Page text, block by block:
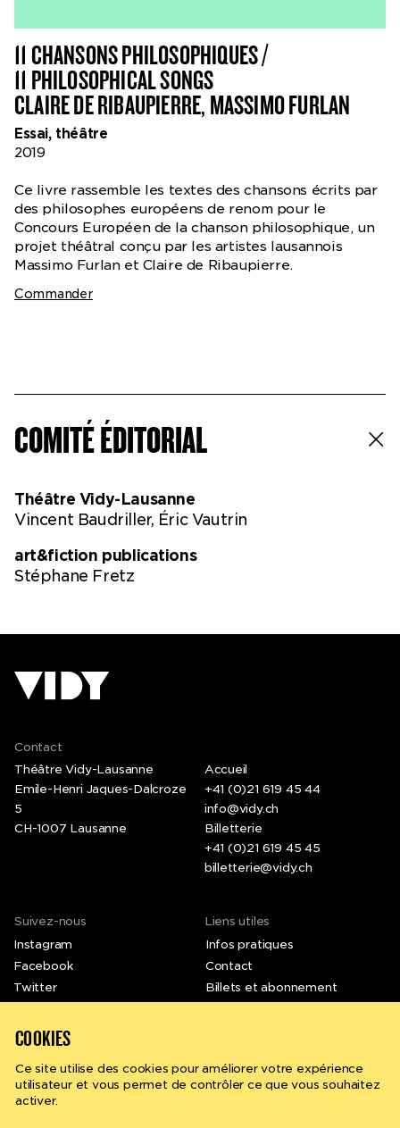
Rechercher
11 CHANSONS PHILOSOPHIQUES /
11 PHILOSOPHICAL SONGS
CLAIRE DE RIBAUPIERRE, MASSIMO FURLAN
Essai, théâtre
2019
Ce livre rassemble les textes des chansons écrits par
des philosophes européens de renom pour le
Concours Européen de la chanson philosophique, un
projet théâtral conçu par les artistes lausannois
Massimo Furlan et Claire de Ribaupierre.
Commander
COMITÉ ÉDITORIAL
Théâtre Vidy-Lausanne
Vincent Baudriller, Éric Vautrin
art&fiction publications
Stéphane Fretz
Contact
Théâtre Vidy-Lausanne
Emile-Henri Jaques-Dalcroze
5
CH-1007 Lausanne
Accueil
+41 (0)21 619 45 44
info@vidy.ch
Billetterie
+41 (0)21 619 45 45
billetterie@vidy.ch
Liens utiles
Infos pratiques
Contact
Billets et abonnement
Suivez-nous
Instagram
Facebook
Twitter
Vimeo
COOKIES
Ce site utilise des cookies pour améliorer votre expérience
utilisateur et vous permet de contrôler ce que vous souhaitez
activer.